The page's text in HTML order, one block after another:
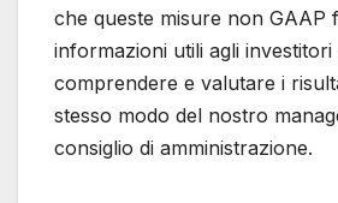
che queste misure non GAAP
informazioni utili agli
comprendere e valutare i
stesso modo del nostro
consiglio di amministrazione.